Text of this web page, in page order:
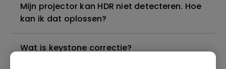
Mijn projector kan HDR niet detecteren. Hoe
kan ik dat oplossen?
Wat is keystone correctie?